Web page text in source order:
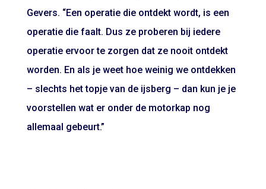
Gevers. “Een operatie die ontdekt wordt, is een
operatie die faalt. Dus ze proberen bij iedere
operatie ervoor te zorgen dat ze nooit ontdekt
worden. En als je weet hoe weinig we ontdekken
– slechts het topje van de ijsberg – dan kun je je
voorstellen wat er onder de motorkap nog
allemaal gebeurt.”